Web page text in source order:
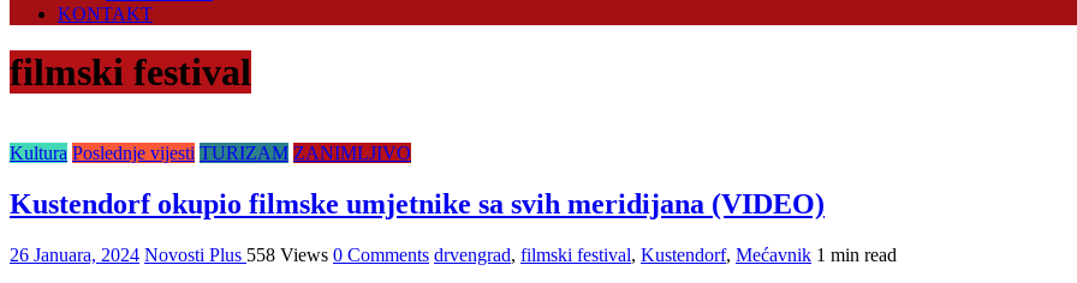
KONTAKT
filmski festival
Kultura Poslednje vijesti TURIZAM ZANIMLJIVO
Kustendorf okupio filmske umjetnike sa svih meridijana (VIDEO)
26 Januara, 2024 Novosti Plus 558 Views 0 Comments drvengrad, filmski festival, Kustendorf, Mećavnik 1 min read